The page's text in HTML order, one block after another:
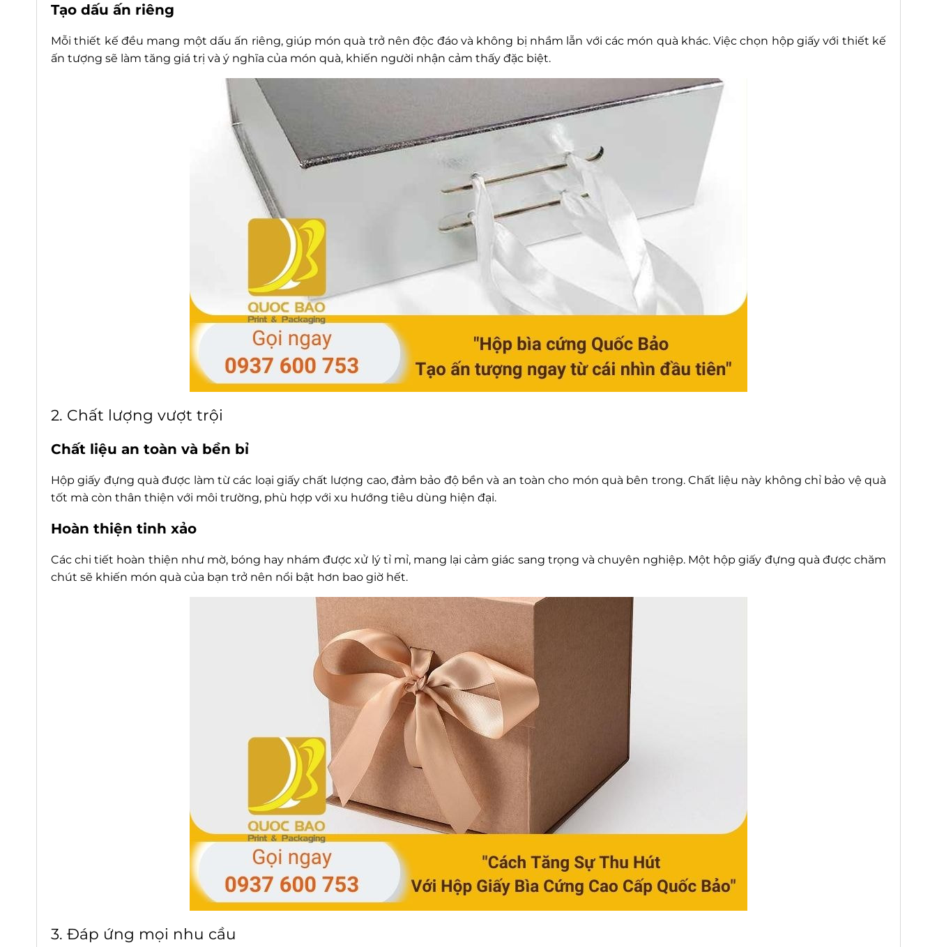
Tạo dấu ấn riêng
Mỗi thiết kế đều mang một dấu ấn riêng, giúp món quà trở nên độc đáo và không bị nhầm lẫn với các món quà khác. Việc chọn hộp giấy với thiết kế
ấn tượng sẽ làm tăng giá trị và ý nghĩa của món quà, khiến người nhận cảm thấy đặc biệt.
2. Chất lượng vượt trội
Chất liệu an toàn và bền bỉ
Hộp giấy đựng quà được làm từ các loại giấy chất lượng cao, đảm bảo độ bền và an toàn cho món quà bên trong. Chất liệu này không chỉ bảo vệ quà
tốt mà còn thân thiện với môi trường, phù hợp với xu hướng tiêu dùng hiện đại.
Hoàn thiện tinh xảo
Các chi tiết hoàn thiện như mờ, bóng hay nhám được xử lý tỉ mỉ, mang lại cảm giác sang trọng và chuyên nghiệp. Một hộp giấy đựng quà được chăm
chút sẽ khiến món quà của bạn trở nên nổi bật hơn bao giờ hết.
3. Đáp ứng mọi nhu cầu